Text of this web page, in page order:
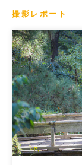
撮影レポート